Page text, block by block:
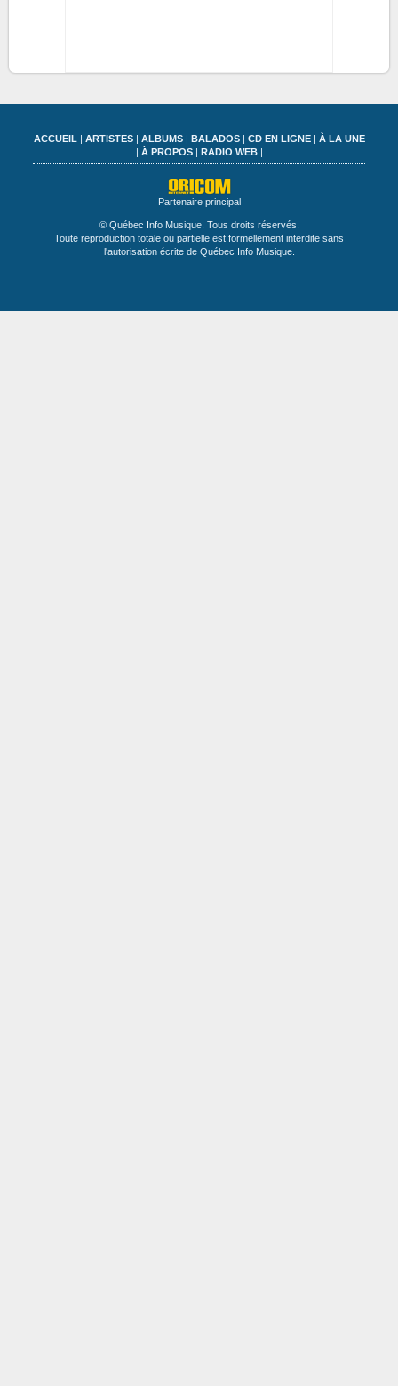
ACCUEIL | ARTISTES| ALBUMS| BALADOS| CD EN LIGNE| À LA UNE
| À PROPOS| RADIO WEB|
Partenaire principal
© Québec Info Musique. Tous droits réservés.
Toute reproduction totale ou partielle est formellement interdite sans
l'autorisation écrite de Québec Info Musique.